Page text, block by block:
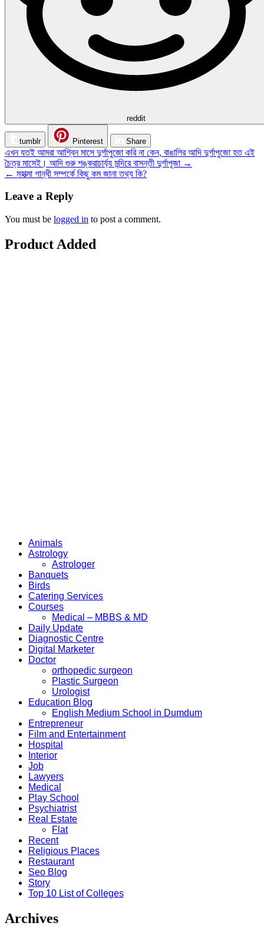
reddit
tumblr Pinterest Share
Post
navigation
এখন যতই আমরা আশ্বিন মাসে দুর্গাপুজো করি না কেন, বাঙালির আদি দুর্গাপুজো হত এই
চৈত্র মাসেই। আদি গুরু শঙ্করাচার্য্য মন্দিরে বাসন্তী দুর্গাপূজা →
← মহাত্মা গান্ধী সম্পর্কে কিছু কম জানা তথ্য কি?
Leave a Reply
You must be logged in to post a comment.
Product Added
Animals
Astrology
Astrologer
Banquets
Birds
Catering Services
Courses
Medical – MBBS & MD
Daily Update
Diagnostic Centre
Digital Marketer
Doctor
orthopedic surgeon
Plastic Surgeon
Urologist
Education Blog
English Medium School in Dumdum
Entrepreneur
Film and Entertainment
Hospital
Interior
Job
Lawyers
Medical
Play School
Psychiatrist
Real Estate
Flat
Recent
Religious Places
Restaurant
Seo Blog
Story
Top 10 List of Colleges
Archives